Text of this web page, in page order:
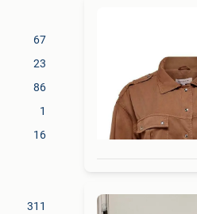
67
23
86
1
16
311